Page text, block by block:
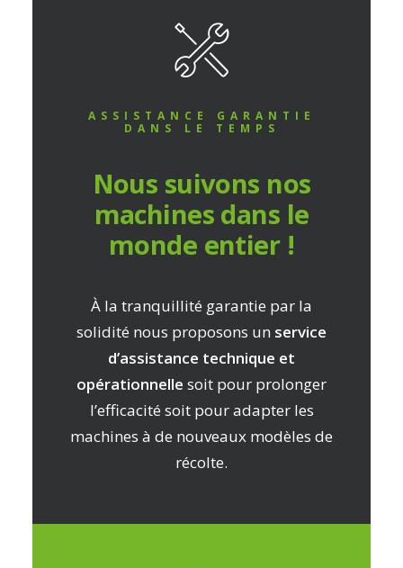
ASSISTANCE GARANTIE
DANS LE TEMPS
Nous suivons nos
machines dans le
monde entier !
À la tranquillité garantie par la
solidité nous proposons un service
d’assistance technique et
opérationnelle soit pour prolonger
l’efficacité soit pour adapter les
machines à de nouveaux modèles de
récolte.